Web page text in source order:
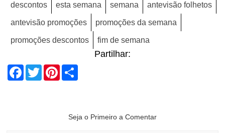
descontos esta semana semana antevisão folhetos
antevisão promoções promoções da semana
promoções descontos fim de semana
Partilhar:
Facebook
TwitterPinterest
Seja o Primeiro a Comentar